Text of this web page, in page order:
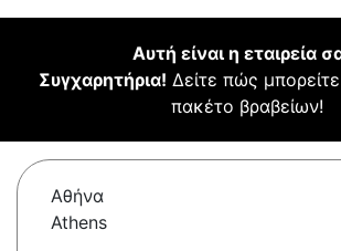
Αυτή είναι η εταιρεία
Συγχαρητήρια! Δείτε πώς
πακέτο βραβείων!
Αθήνα
Athens